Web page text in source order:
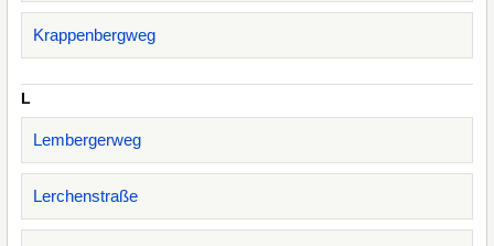
Krappenbergweg
L
Lembergerweg
Lerchenstraße